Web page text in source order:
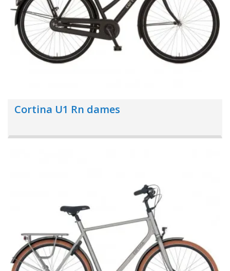
Cortina U1 Rn dames